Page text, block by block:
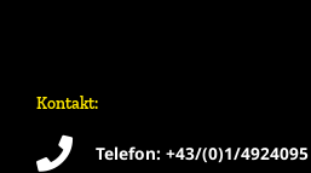
Kontakt:
Telefon: +43/(0)1/4924095